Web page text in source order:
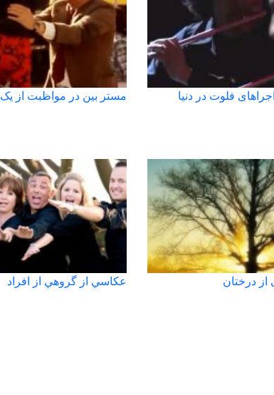
فلوت در دنیا مستر بین در مواظبت از
از درختان عكاسي از گروهي از افراد